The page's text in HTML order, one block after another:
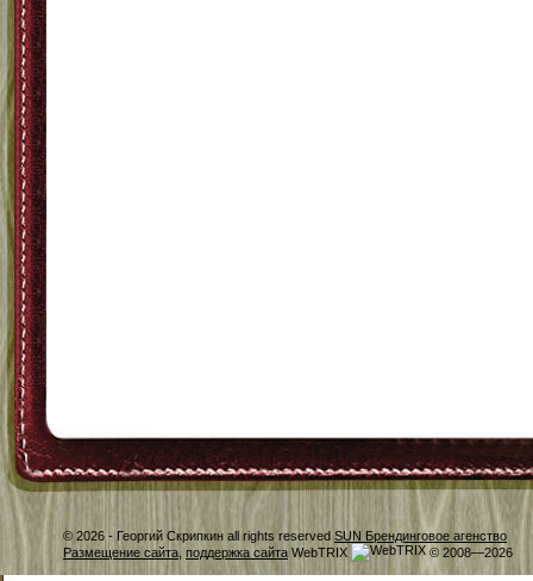
© 2026 - Георгий Скрипкин all rights reserved SUN Брендинговое агенство
Размещение сайта, поддержка сайта WebTRIX © 2008—2026